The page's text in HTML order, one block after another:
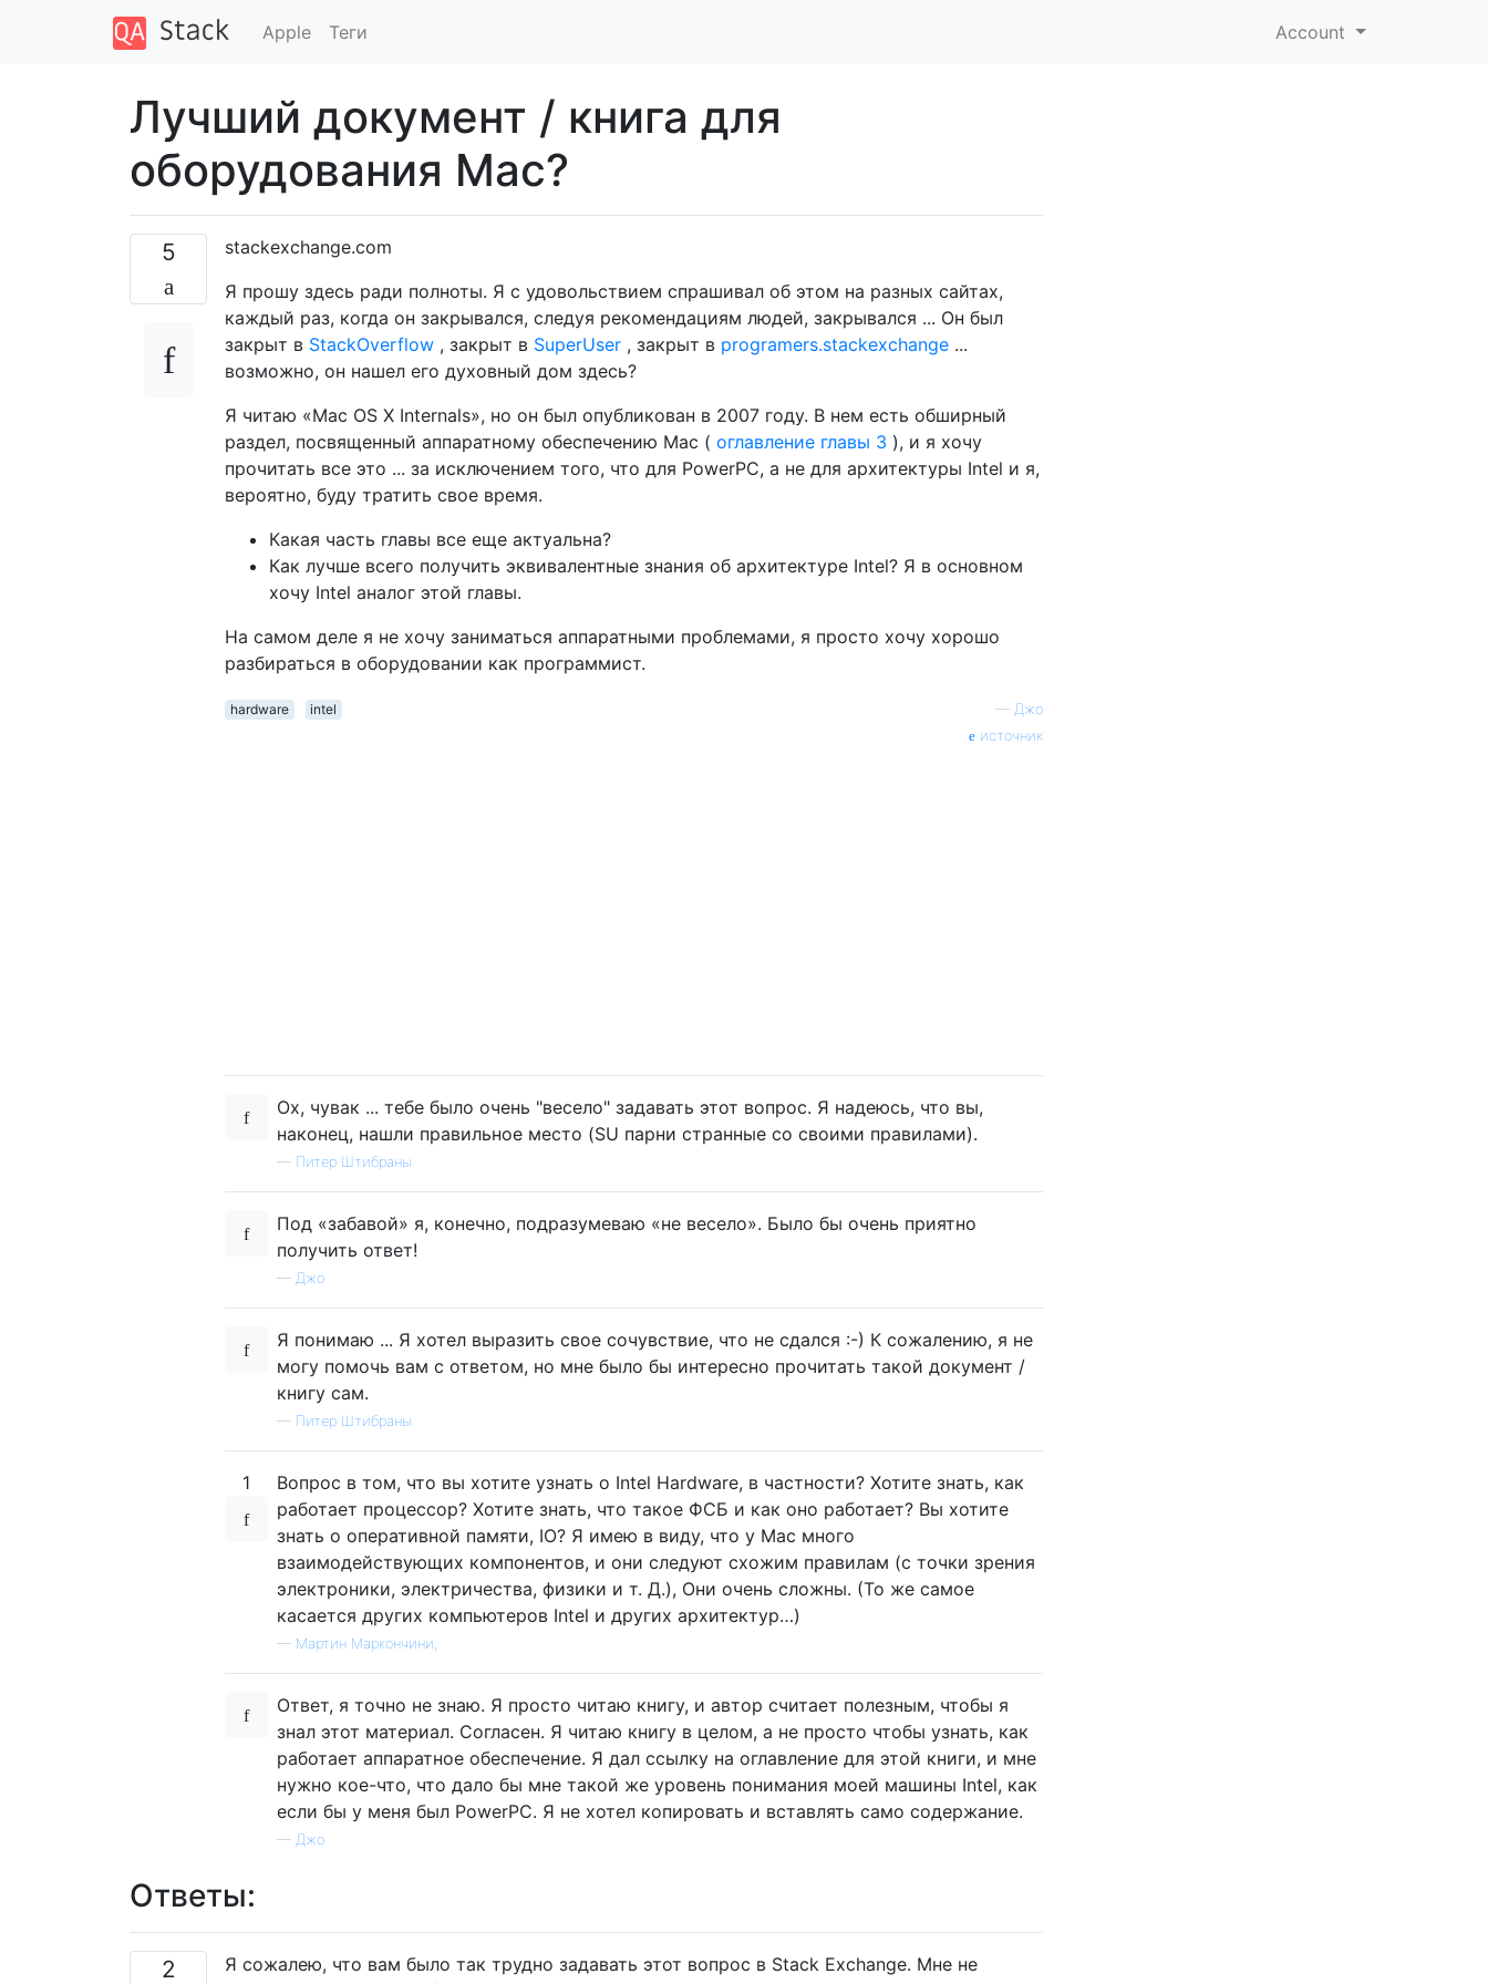
Apple Теги Account
Лучший документ / книга для
оборудования Mac?
5
stackexchange.com
Я прошу здесь ради полноты. Я с удовольствием спрашивал об этом на разных сайтах,
каждый раз, когда он закрывался, следуя рекомендациям людей, закрывался ... Он был
закрыт в StackOverflow , закрыт в SuperUser , закрыт в programers.stackexchange ...
возможно, он нашел его духовный дом здесь?
Я читаю «Mac OS X Internals», но он был опубликован в 2007 году. В нем есть обширный
раздел, посвященный аппаратному обеспечению Mac ( оглавление главы 3 ), и я хочу
прочитать все это ... за исключением того, что для PowerPC, а не для архитектуры Intel и я,
вероятно, буду тратить свое время.
Какая часть главы все еще актуальна?
Как лучше всего получить эквивалентные знания об архитектуре Intel? Я в основном
хочу Intel аналог этой главы.
На самом деле я не хочу заниматься аппаратными проблемами, я просто хочу хорошо
разбираться в оборудовании как программист.
hardware intel — Джо
источник
Ох, чувак ... тебе было очень "весело" задавать этот вопрос. Я надеюсь, что вы,
наконец, нашли правильное место (SU парни странные со своими правилами).
— Питер Штибраны
Под «забавой» я, конечно, подразумеваю «не весело». Было бы очень приятно
получить ответ!
— Джо
Я понимаю ... Я хотел выразить свое сочувствие, что не сдался :-) К сожалению, я не
могу помочь вам с ответом, но мне было бы интересно прочитать такой документ /
книгу сам.
— Питер Штибраны
1
Вопрос в том, что вы хотите узнать о Intel Hardware, в частности? Хотите знать, как
работает процессор? Хотите знать, что такое ФСБ и как оно работает? Вы хотите
знать о оперативной памяти, IO? Я имею в виду, что у Mac много
взаимодействующих компонентов, и они следуют схожим правилам (с точки зрения
электроники, электричества, физики и т. Д.), Они очень сложны. (То же самое
касается других компьютеров Intel и других архитектур…)
— Мартин Маркончини,
Ответ, я точно не знаю. Я просто читаю книгу, и автор считает полезным, чтобы я
знал этот материал. Согласен. Я читаю книгу в целом, а не просто чтобы узнать, как
работает аппаратное обеспечение. Я дал ссылку на оглавление для этой книги, и мне
нужно кое-что, что дало бы мне такой же уровень понимания моей машины Intel, как
если бы у меня был PowerPC. Я не хотел копировать и вставлять само содержание.
— Джо
Ответы:
2
Я сожалею, что вам было так трудно задавать этот вопрос в Stack Exchange. Мне не